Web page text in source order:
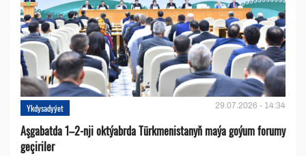
Ykdysadyýet 29.07.2026 - 14:34
Aşgabatda 1–2-nji oktýabrda Türkmenistanyň maýa goýum forumy
geçiriler